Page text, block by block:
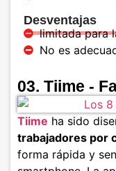
Desventajas
limitada para
No es
03. Tiime -
Tiime ha sido
trabajadores por
forma rápida y